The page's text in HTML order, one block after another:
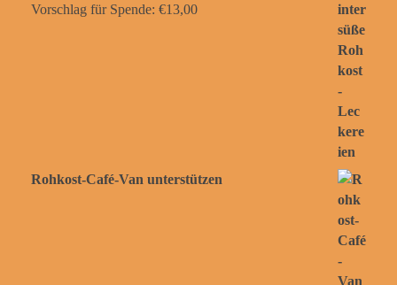
Vorschlag für Spende: €13,00
Rohkost-Café-Van unterstützen